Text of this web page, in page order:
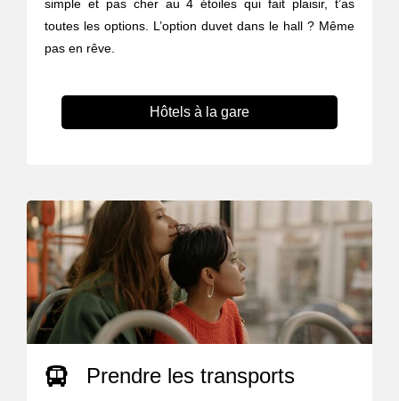
simple et pas cher au 4 étoiles qui fait plaisir, t’as
toutes les options. L’option duvet dans le hall ? Même
pas en rêve.
Hôtels à la gare
Prendre les transports